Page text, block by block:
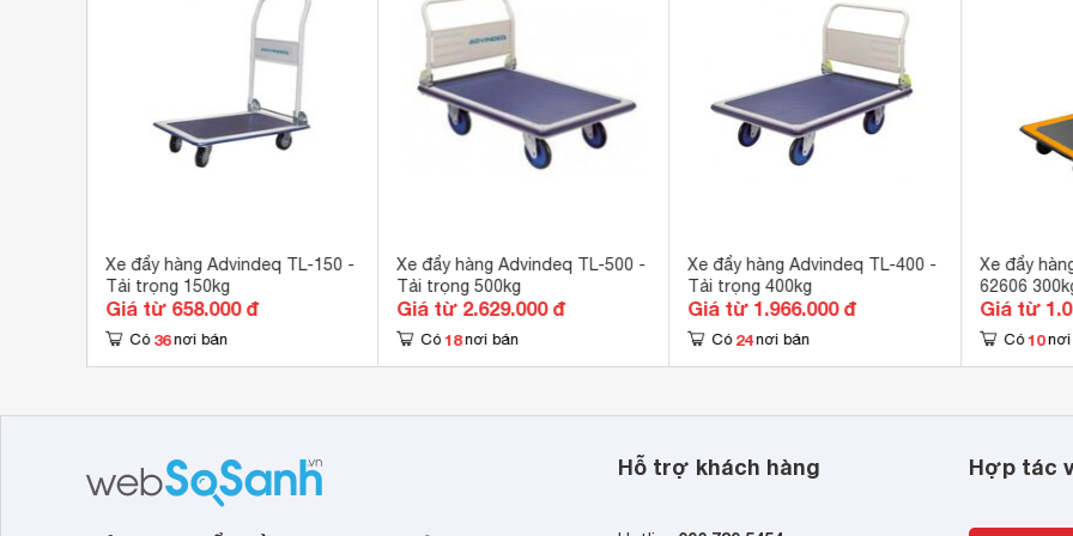
Xe đẩy hàng Advindeq TL-150 -
Tải trọng 150kg
Giá từ 658.000 đ
Có 36 nơi bán
Xe đẩy hàng Advindeq TL-500 -
Tải trọng 500kg
Giá từ 2.629.000 đ
Có 18 nơi bán
Xe đẩy hàng Advindeq TL-400 -
Tải trọng 400kg
Giá từ 1.966.000 đ
Có 24 nơi bán
Xe đẩy
62606
Giá từ
Có 10 nơi
Hỗ trợ khách hàng Hợp tác